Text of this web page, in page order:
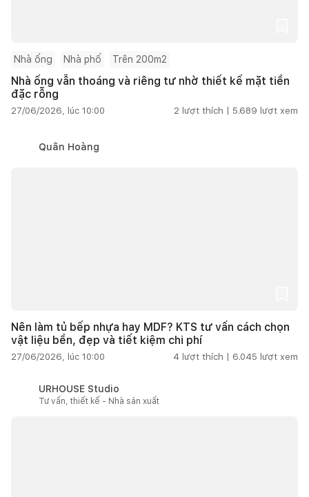
Nhà ống Nhà phố Trên 200m2
Nhà ống vẫn thoáng và riêng tư nhờ thiết kế mặt tiền
đặc rỗng
27/06/2026, lúc 10:00 2 lượt thích | 5.689 lượt xem
Quân Hoàng
Nên làm tủ bếp nhựa hay MDF? KTS tư vấn cách chọn
vật liệu bền, đẹp và tiết kiệm chi phí
27/06/2026, lúc 10:00 4 lượt thích | 6.045 lượt xem
URHOUSE Studio
Tư vấn, thiết kế - Nhà sản xuất